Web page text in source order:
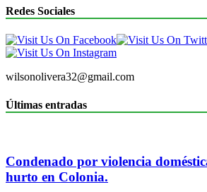
Redes Sociales
wilsonolivera32@gmail.com
Últimas entradas
Condenado por violencia
hurto en Colonia.